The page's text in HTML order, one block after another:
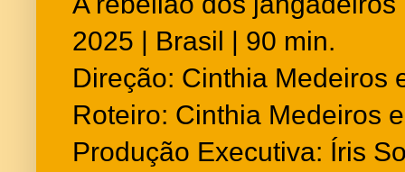
2025 | Brasil | 90 min.
Direção: Cinthia Medeiros
Roteiro: Cinthia Medeiros
Produção Executiva: Íris